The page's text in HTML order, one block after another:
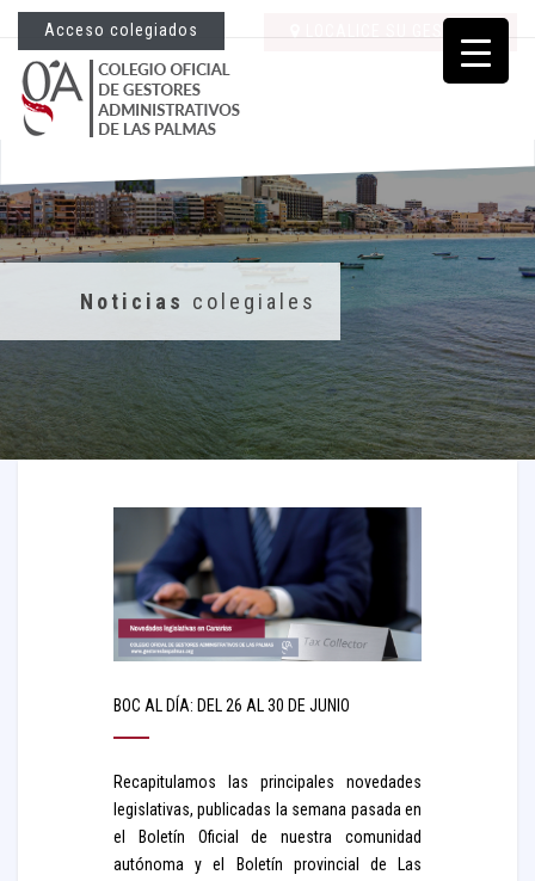
Acceso colegiados
Noticias colegiales
BOC AL DÍA: DEL 26 AL 30 DE JUNIO
Recapitulamos las principales novedades
legislativas, publicadas la semana pasada en
el Boletín Oficial de nuestra comunidad
autónoma y el Boletín provincial de Las